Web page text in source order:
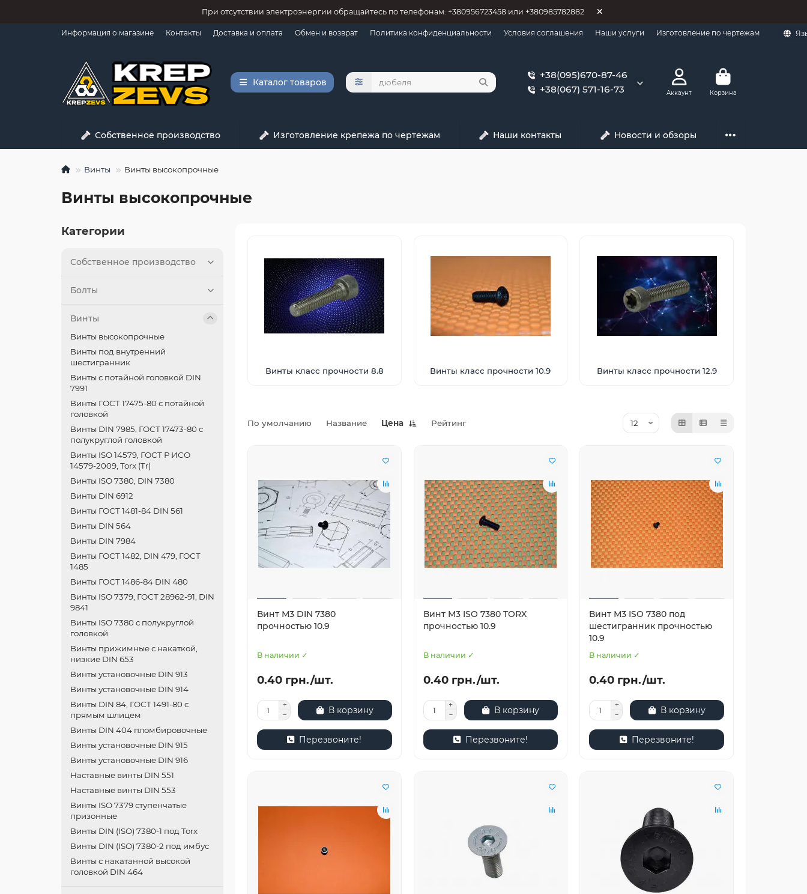
При отсутствии электроэнергии обращайтесь по телефонам: +380956723458 или +380985782882
Информация о магазине Контакты Доставка и оплата Обмен и возврат Политика конфиденциальности Условия соглашения Наши услуги Изготовление по чертежам
Каталог товаров
+38(095)670-87-46
+38(067) 571-16-73
Аккаунт Корзина
Собственное производство Изготовление крепежа по чертежам Наши контакты Новости и обзоры
Винты Винты высокопрочные
Винты высокопрочные
Категории
Собственное производство
Болты
Винты
Винты высокопрочные
Винты под внутренний
шестигранник
Винты с потайной головкой DIN
7991
Винты ГОСТ 17475-80 с потайной
головкой
Винты DIN 7985, ГОСТ 17473-80 с
полукруглой головкой
Винты ISO 14579, ГОСТ Р ИСО
14579-2009, Torx (Tr)
Винты ISO 7380, DIN 7380
Винты DIN 6912
Винты ГОСТ 1481-84 DIN 561
Винты DIN 564
Винты DIN 7984
Винты ГОСТ 1482, DIN 479, ГОСТ
1485
Винты ГОСТ 1486-84 DIN 480
Винты ISO 7379, ГОСТ 28962-91, DIN
9841
Винты ISO 7380 с полукруглой
головкой
Винты прижимные с накаткой,
низкие DIN 653
Винты установочные DIN 913
Винты установочные DIN 914
Винты DIN 84, ГОСТ 1491-80 с
прямым шлицем
Винты DIN 404 пломбировочные
Винты установочные DIN 915
Винты установочные DIN 916
Наставные винты DIN 551
Наставные винты DIN 553
Винты ISO 7379 ступенчатые
призонные
Винты DIN (ISO) 7380-1 под Torx
Винты DIN (ISO) 7380-2 под имбус
Винты с накатанной высокой
головкой DIN 464
Винты класс прочности 8.8 Винты класс прочности 10.9 Винты класс прочности 12.9
По умолчанию Название Цена Рейтинг
Винт М3 DIN 7380
прочностью 10.9
В наличии ✓
0.40 грн./шт.
В корзину
Перезвоните!
Винт М3 ISO 7380 TORX
прочностью 10.9
В наличии ✓
0.40 грн./шт.
В корзину
Перезвоните!
Винт М3 ISO 7380 под
шестигранник прочностью
10.9
В наличии ✓
0.40 грн./шт.
В корзину
Перезвоните!